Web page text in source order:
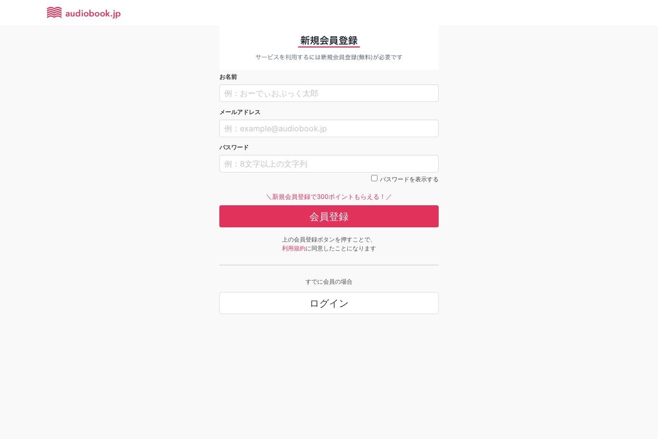
お名前
メールアドレス
パスワード
パスワードを表示する
＼新規会員登録で300ポイントもらえる！／
会員登録
上の会員登録ボタンを押すことで、
利用規約に同意したことになります
すでに会員の場合
ログイン